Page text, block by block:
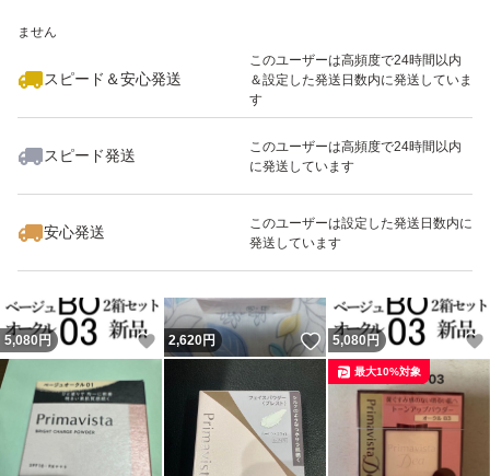
ません
スピード＆安心発送
このユーザーは高頻度で24時間以内
＆設定した発送日数内に発送していま
す
スピード発送
このユーザーは高頻度で24時間以内
に発送しています
安心発送
このユーザーは設定した発送日数内に
発送しています
いいね！
5,060
5,080 円 いいね！
2,620円 いいね！
5,080 円
最大10%対象